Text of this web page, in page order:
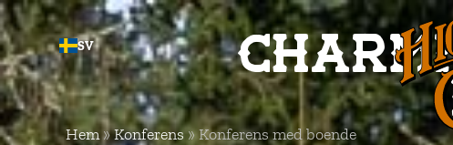
SV
Hem»Konferens »Konferens med boende